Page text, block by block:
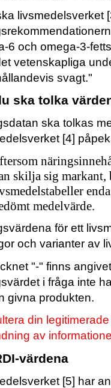
livsmedelsverket
6 och omega-3-
vetenskapliga
svagt."
ska tolka
ska tolkas
[4]
skilja sig markant,
medelvärde.
för ett
och varianter av
"-" finns
i fråga inte
givna produkten.
din
av
värdena
[5] har